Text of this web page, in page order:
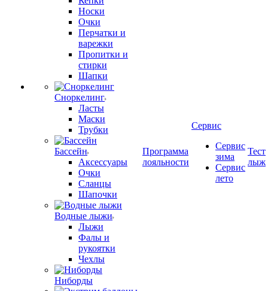
Носки
Очки
Перчатки и
варежки
Пропитки и
стирки
Шапки
Сноркелинг
Ласты
Маски
Трубки
Бассейн
Аксессуары
Очки
Сланцы
Шапочки
Водные лыжи
Лыжи
Фалы и
рукоятки
Чехлы
Ниборды
Программа
лояльности
Сервис
Сервис
зима
Сервис
лето
Тест
лыж